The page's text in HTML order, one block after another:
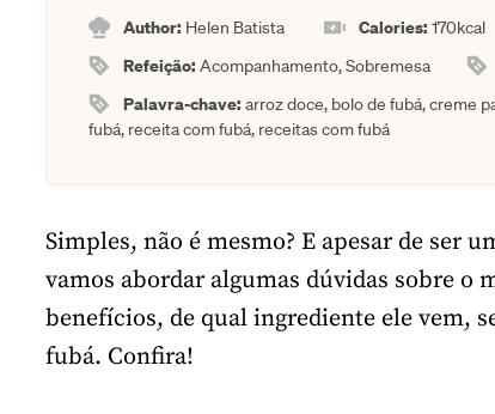
Author: Helen Batista Calories:170kcal
Refeição:Acompanhamento, Sobremesa
Palavra-chave:arroz doce, bolo de fubá, creme
fubá, receita com fubá, receitas com fubá
Simples, não é mesmo? E apesar de ser
vamos abordar algumas dúvidas sobre o
benefícios, de qual ingrediente ele vem,
fubá. Confira!